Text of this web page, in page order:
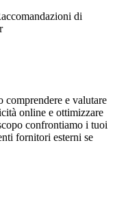
di
comprendere e valutare
online e ottimizzare
confrontiamo i tuoi
fornitori esterni se